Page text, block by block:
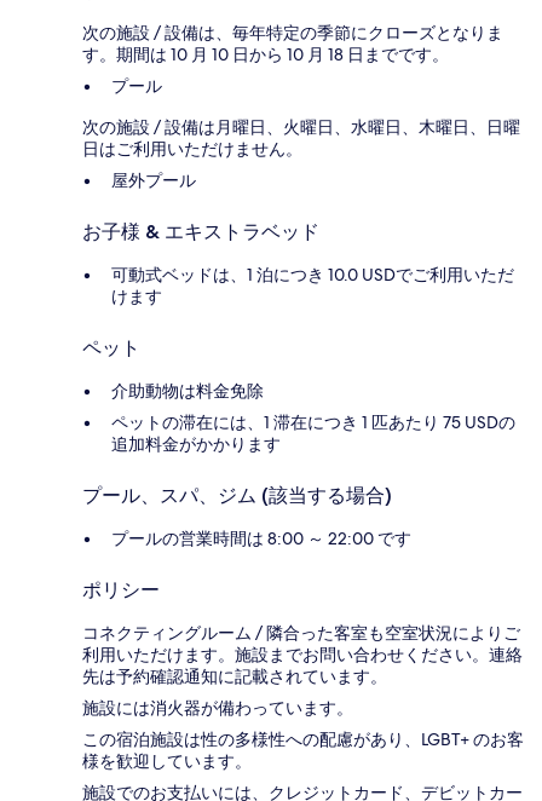
次の施設 / 設備は、毎年特定の季節にクローズとなりま
す。期間は 10 月 10 日から 10 月 18 日までです。
プール
次の施設 / 設備は月曜日、火曜日、水曜日、木曜日、日曜
日はご利用いただけません。
屋外プール
お子様 & エキストラベッド
可動式ベッドは、1 泊につき 10.0 USDでご利用いただ
けます
ペット
介助動物は料金免除
ペットの滞在には、1 滞在につき 1 匹あたり 75 USDの
追加料金がかかります
プール、スパ、ジム (該当する場合)
プールの営業時間は 8:00 ～ 22:00 です
ポリシー
コネクティングルーム / 隣合った客室も空室状況によりご
利用いただけます。施設までお問い合わせください。連絡
先は予約確認通知に記載されています。
施設には消火器が備わっています。
この宿泊施設は性の多様性への配慮があり、LGBT+ のお客
様を歓迎しています。
施設でのお支払いには、クレジットカード、デビットカー